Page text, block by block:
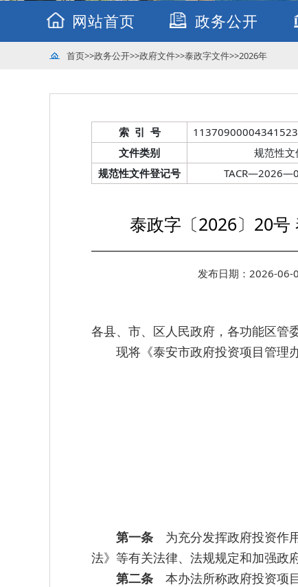
网站首页 政务公开
首页>>政务公开>>政府文件>>泰政字文件>>2026年
索 引 号
文件类别
规范性文
规范性文件登记号
泰政字〔2026〕20号
发布日期：2026-06-
各县、市、区人民政府，各功能区管
现将《泰安市政府投资项目管理
第一条 为充分发挥政府投资作
法》等有关法律、法规规定和加强政
第二条 本办法所称政府投资项